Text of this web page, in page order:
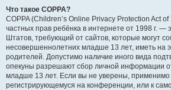
Что такое COPPA?
COPPA (Children’s Online Privacy Protection Act
частных прав ребёнка в интернете от 1998 г. —
Штатов, требующий от сайтов, которые могут
несовершеннолетних младше 13 лет, иметь на
родителей. Допустимо наличие иного вида
опекуны разрешают сбор личной информации
младше 13 лет. Если вы не уверены, применимо
регистрирующемуся на конференции, или к